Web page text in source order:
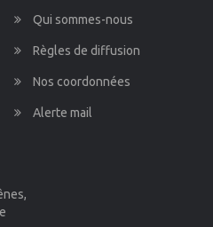
Qui sommes-nous
Règles de diffusion
Nos coordonnées
Alerte mail